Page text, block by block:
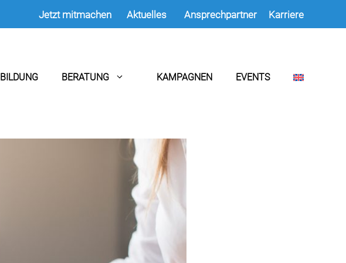
Jetzt mitmachen Aktuelles Ansprechpartner Karriere
BILDUNG BERATUNG KAMPAGNEN EVENTS